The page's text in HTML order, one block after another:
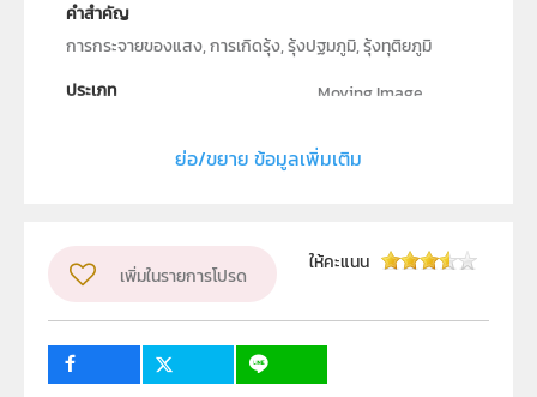
คำสำคัญ
การกระจายของแสง, การเกิดรุ้ง, รุ้งปฐมภูมิ, รุ้งทุติยภูมิ
ประเภท
Moving Image
สถาบันส่งเสริมการสอนวิทยาศาสตร์และเทคโนโลยี (สสวท.)
วิชา
กลุ่มเป้าหมาย
นักเรียน
ย่อ/ขยาย ข้อมูลเพิ่มเติม
เพิ่มในรายการโปรด
ให้คะแนน